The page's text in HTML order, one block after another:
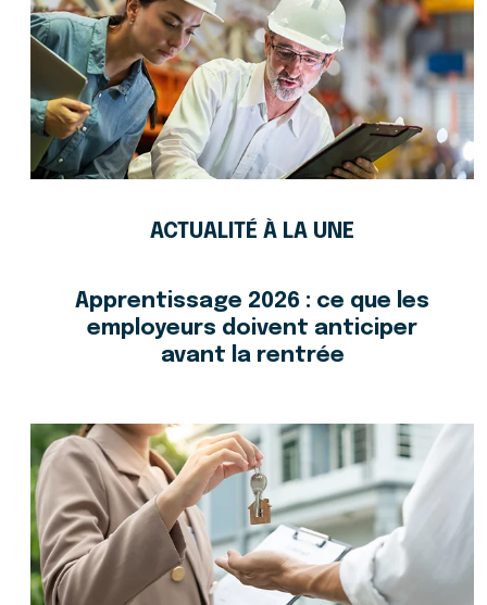
ACTUALITÉ À LA UNE
Apprentissage 2026 : ce que les
employeurs doivent anticiper
avant la rentrée